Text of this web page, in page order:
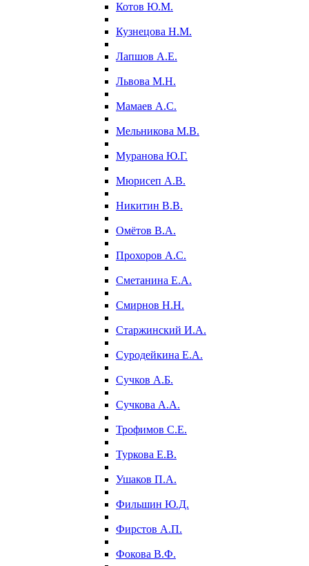
Котов Ю.М.
Кузнецова Н.М.
Лапшов А.Е.
Львова М.Н.
Мамаев А.С.
Мельникова М.В.
Муранова Ю.Г.
Мюрисеп А.В.
Никитин В.В.
Омётов В.А.
Прохоров А.С.
Сметанина Е.А.
Смирнов Н.Н.
Старжинский И.А.
Суродейкина Е.А.
Сучков А.Б.
Сучкова А.А.
Трофимов С.Е.
Туркова Е.В.
Ушаков П.А.
Фильшин Ю.Д.
Фирстов А.П.
Фокова В.Ф.